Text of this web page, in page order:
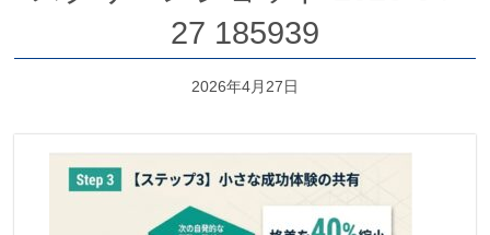
27 185939
2026年4月27日